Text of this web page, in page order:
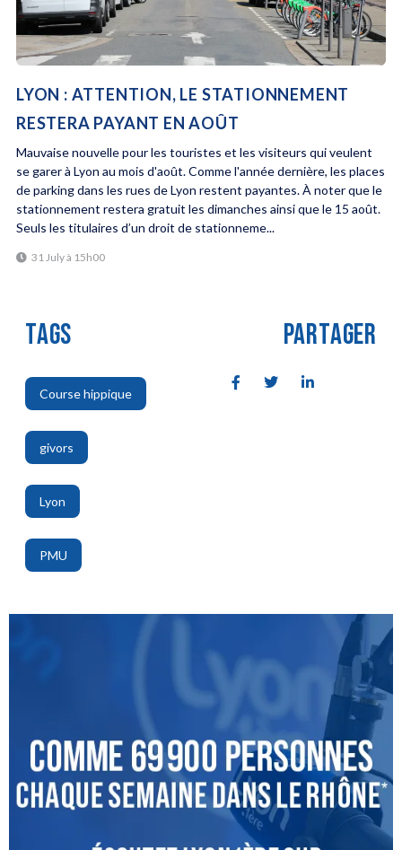
LYON : ATTENTION, LE STATIONNEMENT
RESTERA PAYANT EN AOÛT
Mauvaise nouvelle pour les touristes et les visiteurs qui veulent
se garer à Lyon au mois d'août. Comme l'année dernière, les places
de parking dans les rues de Lyon restent payantes. À noter que le
stationnement restera gratuit les dimanches ainsi que le 15 août.
Seuls les titulaires d’un droit de stationneme...
31 July à 15h00
TAGS
Course hippique
,
givors
,
Lyon
,
PMU
PARTAGER